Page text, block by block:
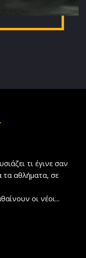
τι έγινε σαν
τα αθλήματα, σε
οι νέοι...